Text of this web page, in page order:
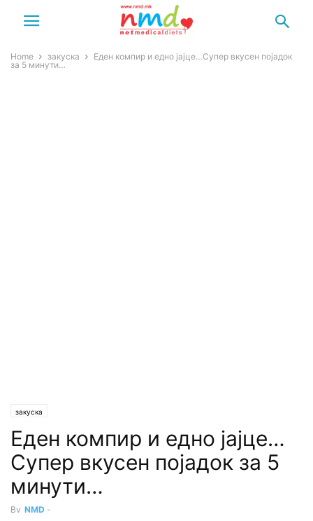
Home закуска
Еден компир и едно јајце…Супер вкусен појадок
за 5 минути…
закуска
Еден компир и едно јајце…
Супер вкусен појадок за 5
минути…
By NMD -